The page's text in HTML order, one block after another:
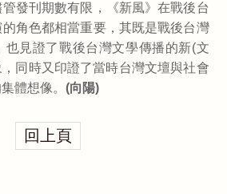
發刊期數有限，《新風》在戰後台
角色都相當重要，其既是戰後台灣
也見證了戰後台灣文學傳播的新(文
同時又印證了當時台灣文壇與社會
體想像。(向陽)
回上頁